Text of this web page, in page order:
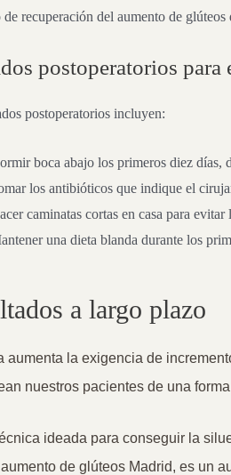
recuperación del aumento de
postoperatorios para
postoperatorios incluyen:
boca abajo los primeros diez días,
los antibióticos que indique el
caminatas cortas en casa para
una dieta blanda durante los
a largo plazo
aumenta la exigencia de
nuestros pacientes de una
ideada para conseguir la
de glúteos Madrid, es un